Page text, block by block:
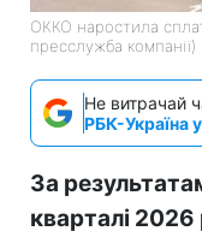
ОККО наростила
пресслужба компанії)
Не витрачай
РБК-Україна
За
кварталі